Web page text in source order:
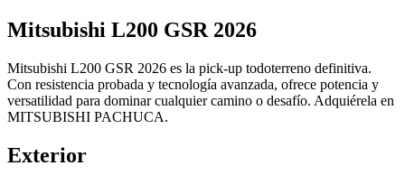
Mitsubishi L200 GSR 2026
Mitsubishi L200 GSR 2026 es la pick-up todoterreno definitiva.
Con resistencia probada y tecnología avanzada, ofrece potencia y
versatilidad para dominar cualquier camino o desafío. Adquiérela en
MITSUBISHI PACHUCA.
Exterior